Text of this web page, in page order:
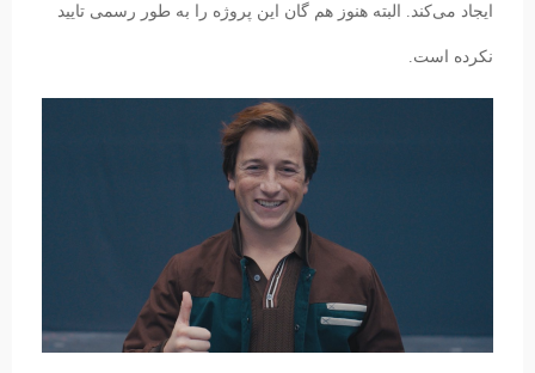
ایجاد می‌کند. البته هنوز هم گان این پروژه را به طور رسمی تایید
نکرده است.